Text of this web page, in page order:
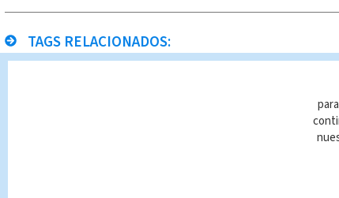
TAGS RELACIONADOS:
Queda prohibida la reproducción total o parcial del
autorizada constituye una infracción y un delito de